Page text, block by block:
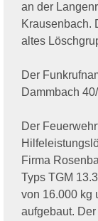
an der
Krausenbach.
altes
Der
Dammbach 40/
Der
Firma
Typs TGM
von 16.000 kg
aufgebaut.